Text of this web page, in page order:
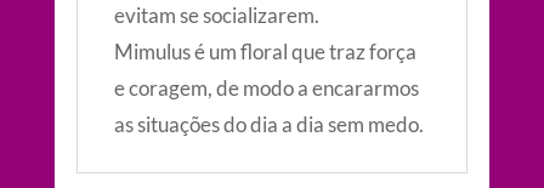
evitam se socializarem.
Mimulus é um floral que traz força
e coragem, de modo a encararmos
as situações do dia a dia sem medo.